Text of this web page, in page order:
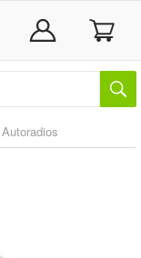
Autoradios